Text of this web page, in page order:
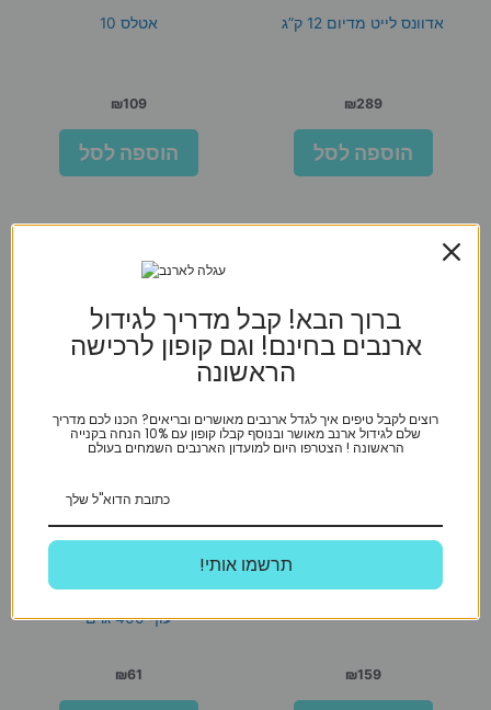
אדוונס לייט מדיום 12 ק”ג
₪289
הוספה לסל
אטלס 10
₪109
הוספה לסל
אדוונטג כלב 1-4 ק”ג
₪159
I-DOG צנצנת מקל עור בציפוי
עוף 400 גרם
₪61
ברוך הבא! קבל מדריך לגידול
ארנבים בחינם! וגם קופון לרכישה
הראשונה
רוצים לקבל טיפים איך לגדל ארנבים מאושרים ובריאים? הכנו לכם מדריך
שלם לגידול ארנב מאושר ובנוסף קבלו קופון עם 10% הנחה בקנייה
הראשונה ! הצטרפו היום למועדון הארנבים השמחים בעולם
!תרשמו אותי